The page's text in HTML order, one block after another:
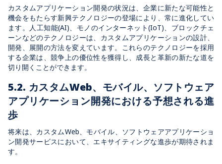
カスタムアプリケーション開発の状況は、企業に新たな可能性と
機会をもたらす新興テクノロジーの登場により、常に進化してい
ます。人工知能(AI)、モノのインターネット(IoT)、ブロックチェ
ーンなどのテクノロジーは、カスタムアプリケーションの設計、
開発、展開の方法を変えています。これらのテクノロジーを採用
する企業は、競争上の優位性を獲得し、成長と革新の新たな道を
切り開くことができます。
5.2. カスタムWeb、モバイル、ソフトウェア
アプリケーション開発における予想される進
歩
将来は、カスタムWeb、モバイル、ソフトウェアアプリケーショ
ン開発サービスにおいて、エキサイティングな進歩が期待されま
す。